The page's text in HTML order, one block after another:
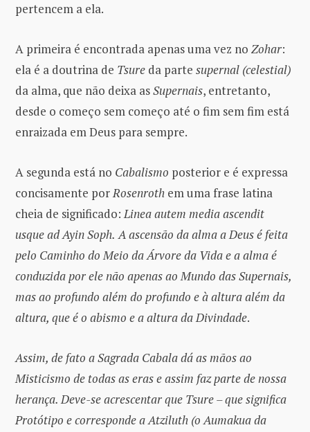
pertencem a ela.
A primeira é encontrada apenas uma vez no Zohar:
ela é a doutrina de Tsure da parte supernal (celestial)
da alma, que não deixa asSupernais, entretanto,
desde o começo sem começo até o fim sem fim está
enraizada em Deus para sempre.
A segunda está no Cabalismo posterior e é expressa
concisamente porRosenroth em uma frase latina
cheia de significado:Linea autem media ascendit
usque ad Ayin Soph. A ascensão da alma a Deus é feita
pelo Caminho do Meio da Árvore da Vida e a alma é
conduzida por ele não apenas ao Mundo das Supernais,
mas ao profundo além do profundo e à altura além da
altura, que é o abismo e a altura da Divindade.
Assim, de fato a Sagrada Cabala dá as mãos ao
Misticismo de todas as eras e assim faz parte de nossa
herança. Deve-se acrescentar que Tsure – que significa
Protótipo e corresponde a Atziluth (o Aumakua da